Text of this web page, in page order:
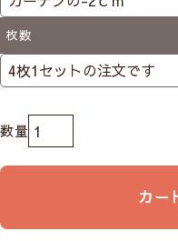
透け感あり／人の
ほぼ透け感なし／わ
枚数
カー